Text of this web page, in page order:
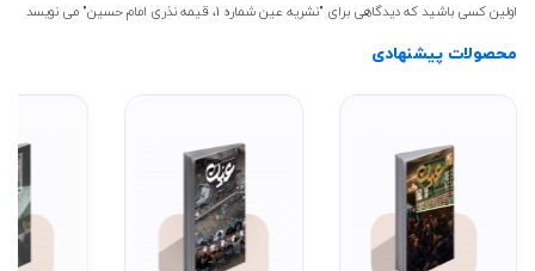
اولین کسی باشید که دیدگاهی برای "نشریه عین شماره 1، قیمه نذری امام حسین" می نویسد
محصولات پیشنهادی